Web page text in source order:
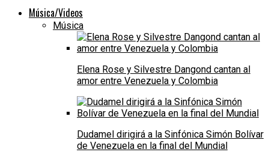
Música/Videos
Música
Elena Rose y Silvestre Dangond cantan al
amor entre Venezuela y Colombia
Dudamel dirigirá a la Sinfónica Simón Bolívar
de Venezuela en la final del Mundial